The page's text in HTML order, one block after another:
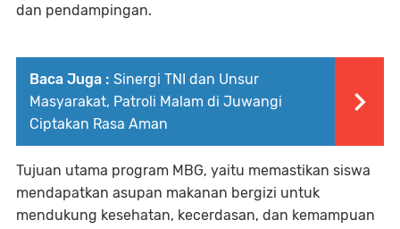
dan pendampingan.
Baca Juga : Sinergi TNI dan Unsur
Masyarakat, Patroli Malam di Juwangi
Ciptakan Rasa Aman
Tujuan utama program MBG, yaitu memastikan siswa
mendapatkan asupan makanan bergizi untuk
mendukung kesehatan, kecerdasan, dan kemampuan